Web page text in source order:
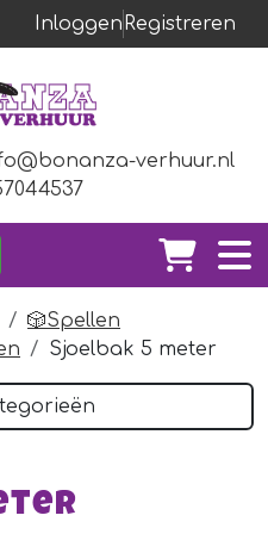
Inloggen Registreren
verhuur.nl
🎲Spellen
Sjoelbak 5 meter